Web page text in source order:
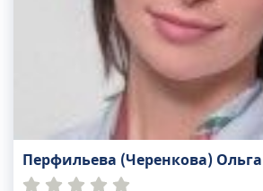
Перфильева (Черенкова) Ольга